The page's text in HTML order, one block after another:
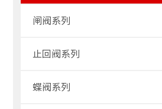
闸阀系列
止回阀系列
蝶阀系列